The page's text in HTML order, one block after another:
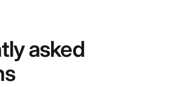
asked